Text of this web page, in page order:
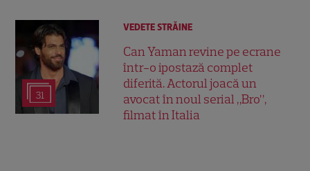
31
VEDETE STRĂINE
Can Yaman revine pe ecrane
într-o ipostază complet
diferită. Actorul joacă un
avocat în noul serial „Bro”,
filmat în Italia